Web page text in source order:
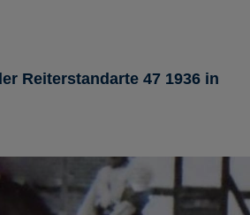
Reiterstandarte 47 1936 in